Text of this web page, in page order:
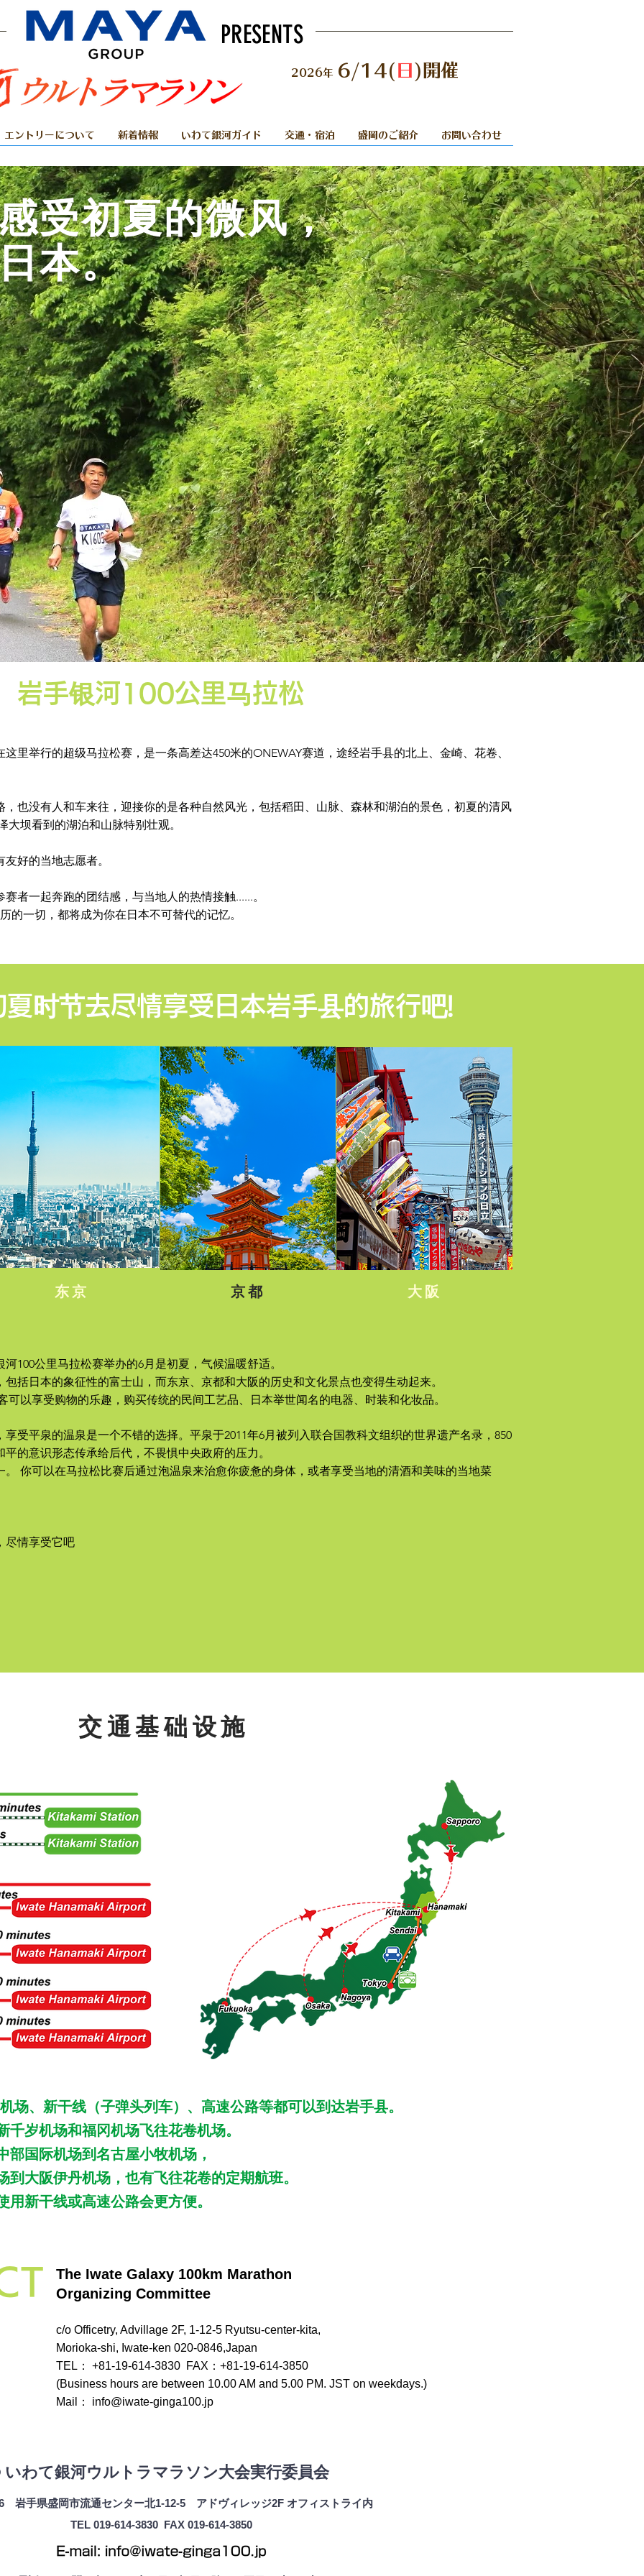
2026年 6/14( 日 )開催
PRESENTS
エントリーについて 新着情報 いわて銀河ガイド 交通・宿泊 盛岡のご紹介 お問い合わせ
受初夏的微风，
本。
岩手银河100公里马拉松
里举行的超级马拉松赛，是一条高差达450米的ONEWAY赛道，途经岩手县的北上、金崎、花卷、
也没有人和车来往，迎接你的是各种自然风光，包括稻田、山脉、森林和湖泊的景色，初夏的清风
坝看到的湖泊和山脉特别壮观。
好的当地志愿者。
者一起奔跑的团结感，与当地人的热情接触......。
的一切，都将成为你在日本不可替代的记忆。
时节去尽情享受日本岩手县的旅行吧!
东京 京都 大阪
100公里马拉松赛举办的6月是初夏，气候温暖舒适。
括日本的象征性的富士山，而东京、京都和大阪的历史和文化景点也变得生动起来。
以享受购物的乐趣，购买传统的民间工艺品、日本举世闻名的电器、时装和化妆品。
受平泉的温泉是一个不错的选择。平泉于2011年6月被列入联合国教科文组织的世界遗产名录，850
的意识形态传承给后代，不畏惧中央政府的压力。
你可以在马拉松比赛后通过泡温泉来治愈你疲惫的身体，或者享受当地的清酒和美味的当地菜
尽情享受它吧
交通基础设施
场、新干线（子弹头列车）、高速公路等都可以到达岩手县。
千岁机场和福冈机场飞往花卷机场。
部国际机场到名古屋小牧机场，
到大阪伊丹机场，也有飞往花卷的定期航班。
用新干线或高速公路会更方便。
The Iwate Galaxy 100km Marathon
Organizing Committee
c/o Officetry, Advillage 2F, 1-12-5 Ryutsu-center-kita,
Morioka-shi, Iwate-ken 020-0846,Japan
TEL： +81-19-614-3830 FAX：+81-19-614-3850
(Business hours are between 10.00 AM and 5.00 PM. JST on weekdays.)
Mail： info@iwate-ginga100.jp
わて銀河ウルトラマラソン大会実行委員会
岩手県盛岡市流通センター北1-12-5 アドヴィレッジ2F オフィストライ内
TEL 019-614-3830 FAX 019-614-3850